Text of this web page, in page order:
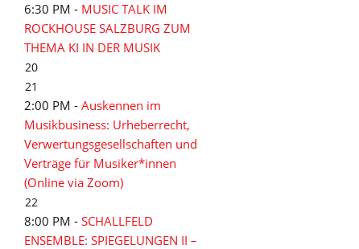
6:30 PM - MUSIC TALK IM
ROCKHOUSE SALZBURG ZUM
THEMA KI IN DER MUSIK
20
21
2:00 PM - Auskennen im
Musikbusiness: Urheberrecht,
Verwertungsgesellschaften und
Verträge für Musiker*innen
(Online via Zoom)
22
8:00 PM - SCHALLFELD
ENSEMBLE: SPIEGELUNGEN II –